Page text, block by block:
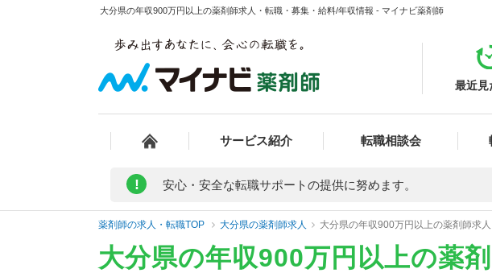
大分県の年収900万円以上の薬剤師求人・転職・募集・給料/年収情報 - マイナビ薬剤師
最近見
サービス紹介 転職相談会
! 安心・安全な転職サポートの提供に努めます。
薬剤師の求人・転職TOP 大分県の薬剤師求人 大分県の年収900万円以上の薬剤師求
大分県の年収900万円以上の薬